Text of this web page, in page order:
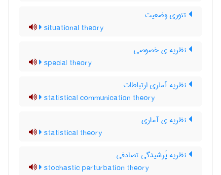
تئوری وضعیت
situational theory
نظریه ی خصوصی
special theory
نظریه آماری ارتباطات
statistical communication theory
نظریه ی آماری
statistical theory
نظریه پَرشیدگی تصادفی
stochastic perturbation theory